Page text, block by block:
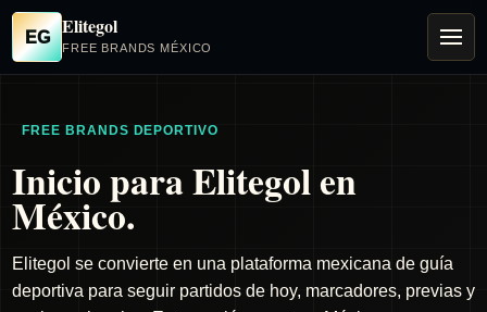
EG Elitegol
FREE BRANDS MÉXICO
FREE BRANDS DEPORTIVO
Inicio para Elitegol en
México.
Elitegol se convierte en una plataforma mexicana de guía
deportiva para seguir partidos de hoy, marcadores, previas y